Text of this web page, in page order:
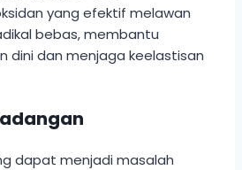
yang efektif melawan
bebas, membantu
dini dan menjaga keelastisan
dapat menjadi masalah